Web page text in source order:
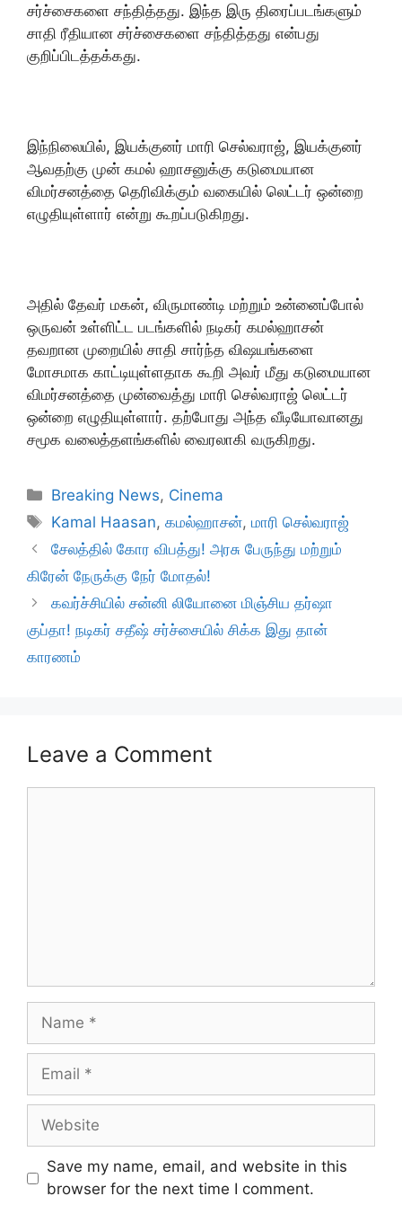
சர்ச்சைகளை சந்தித்தது. இந்த இரு திரைப்படங்களும்
சாதி ரீதியான சர்ச்சைகளை சந்தித்தது என்பது
குறிப்பிடத்தக்கது.
இந்நிலையில், இயக்குனர் மாரி செல்வராஜ், இயக்குனர்
ஆவதற்கு முன் கமல் ஹாசனுக்கு கடுமையான
விமர்சனத்தை தெரிவிக்கும் வகையில் லெட்டர் ஒன்றை
எழுதியுள்ளார் என்று கூறப்படுகிறது.
அதில் தேவர் மகன், விருமாண்டி மற்றும் உன்னைப்போல்
ஒருவன் உள்ளிட்ட படங்களில் நடிகர் கமல்ஹாசன்
தவறான முறையில் சாதி சார்ந்த விஷயங்களை
மோசமாக காட்டியுள்ளதாக கூறி அவர் மீது கடுமையான
விமர்சனத்தை முன்வைத்து மாரி செல்வராஜ் லெட்டர்
ஒன்றை எழுதியுள்ளார். தற்போது அந்த வீடியோவானது
சமூக வலைத்தளங்களில் வைரலாகி வருகிறது.
Categories
Breaking News, Cinema
Tags
Kamal Haasan,கமல்ஹாசன்,மாரி செல்வராஜ்
சேலத்தில் கோர விபத்து! அரசு பேருந்து மற்றும்
கிரேன் நேருக்கு நேர் மோதல்!
கவர்ச்சியில் சன்னி லியோனை மிஞ்சிய தர்ஷா
குப்தா! நடிகர் சதீஷ் சர்ச்சையில் சிக்க இது தான்
காரணம்
Leave a Comment
Name
Email
Website
Save my name, email, and website in this
browser for the next time I comment.